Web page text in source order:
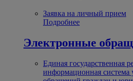
Заявка на личный прием
Подробнее
Электронные
Единая государственная
информационная система